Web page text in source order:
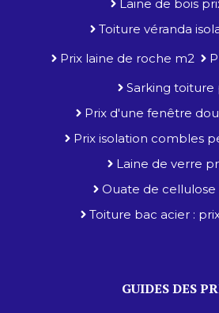
Laine de bois
Toiture véranda
Prix laine de roche m2
Sarking toiture
Prix d'une fenêtre
Prix isolation combles
Laine de verre
Ouate de cellulose
Toiture bac acier :
GUIDES DES